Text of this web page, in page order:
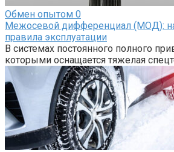
Обмен опытом 0
Межосевой дифференциал (МОД):
правила эксплуатации
В системах постоянного полного
которыми оснащается тяжелая